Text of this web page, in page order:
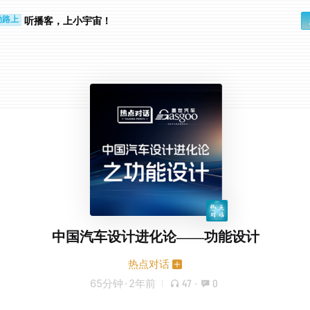
上 听播客，上小宇宙！
中国汽车设计进化论——功能设计
热点对话
65分钟 · 2年前 47 · 0